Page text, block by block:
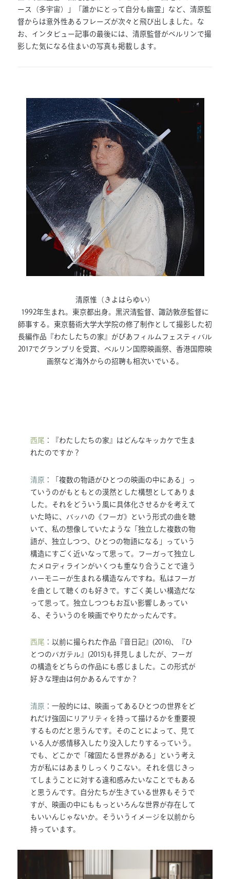
ース（多宇宙）」「誰かにとって自分も幽霊」など、清原監
督からは意外性あるフレーズが次々と飛び出しました。な
お、インタビュー記事の最後には、清原監督がベルリンで撮
影した気になる住まいの写真も掲載します。
清原惟（きよはらゆい）
1992年生まれ。東京都出身。黒沢清監督、諏訪敦彦監督に
師事する。東京藝術大学大学院の修了制作として撮影した初
長編作品『わたしたちの家』がぴあフィルムフェスティバル
2017でグランプリを受賞、ベルリン国際映画祭、香港国際映
画祭など海外からの招聘も相次いでいる。
西尾 ：『わたしたちの家』はどんなキッカケで生ま
れたのですか？
清原 ：「複数の物語がひとつの映画の中にある」っ
ていうのがもともとの漠然とした構想としてありま
した。それをどういう風に具体化させるかを考えて
いた時に、バッハの《フーガ》という形式の曲を聴
いて、私の想像していたような「独立した複数の物
語が、独立しつつ、ひとつの物語になる」っていう
構造にすごく近いなって思って。フーガって独立し
たメロディラインがいくつも重なり合うことで違う
ハーモニーが生まれる構造なんですね。私はフーガ
を曲として聴くのも好きで。すごく美しい構造だな
って思って。独立しつつもお互い影響しあってい
る、そういうのを映画でやりたかったんです。
西尾 ：以前に撮られた作品『音日記』(2016)、『ひ
とつのバガテル』(2015)も拝見しましたが、フーガ
の構造をどちらの作品にも感じました。この形式が
好きな理由は何かあるんですか？
清原 ：一般的には、映画ってあるひとつの世界をど
れだけ強固にリアリティを持って描けるかを重要視
するものだと思うんです。そのことによって、見て
いる人が感情移入したり没入したりするっていう。
でも、どこかで「確固たる世界がある」という考え
方が私にはあまりしっくりこない。それを信じきっ
てしまうことに対する違和感みたいなことでもある
と思うんです。自分たちが生きている世界もそうで
すが、映画の中にももっといろんな世界が存在して
もいいんじゃないか。そういうイメージを以前から
持っています。